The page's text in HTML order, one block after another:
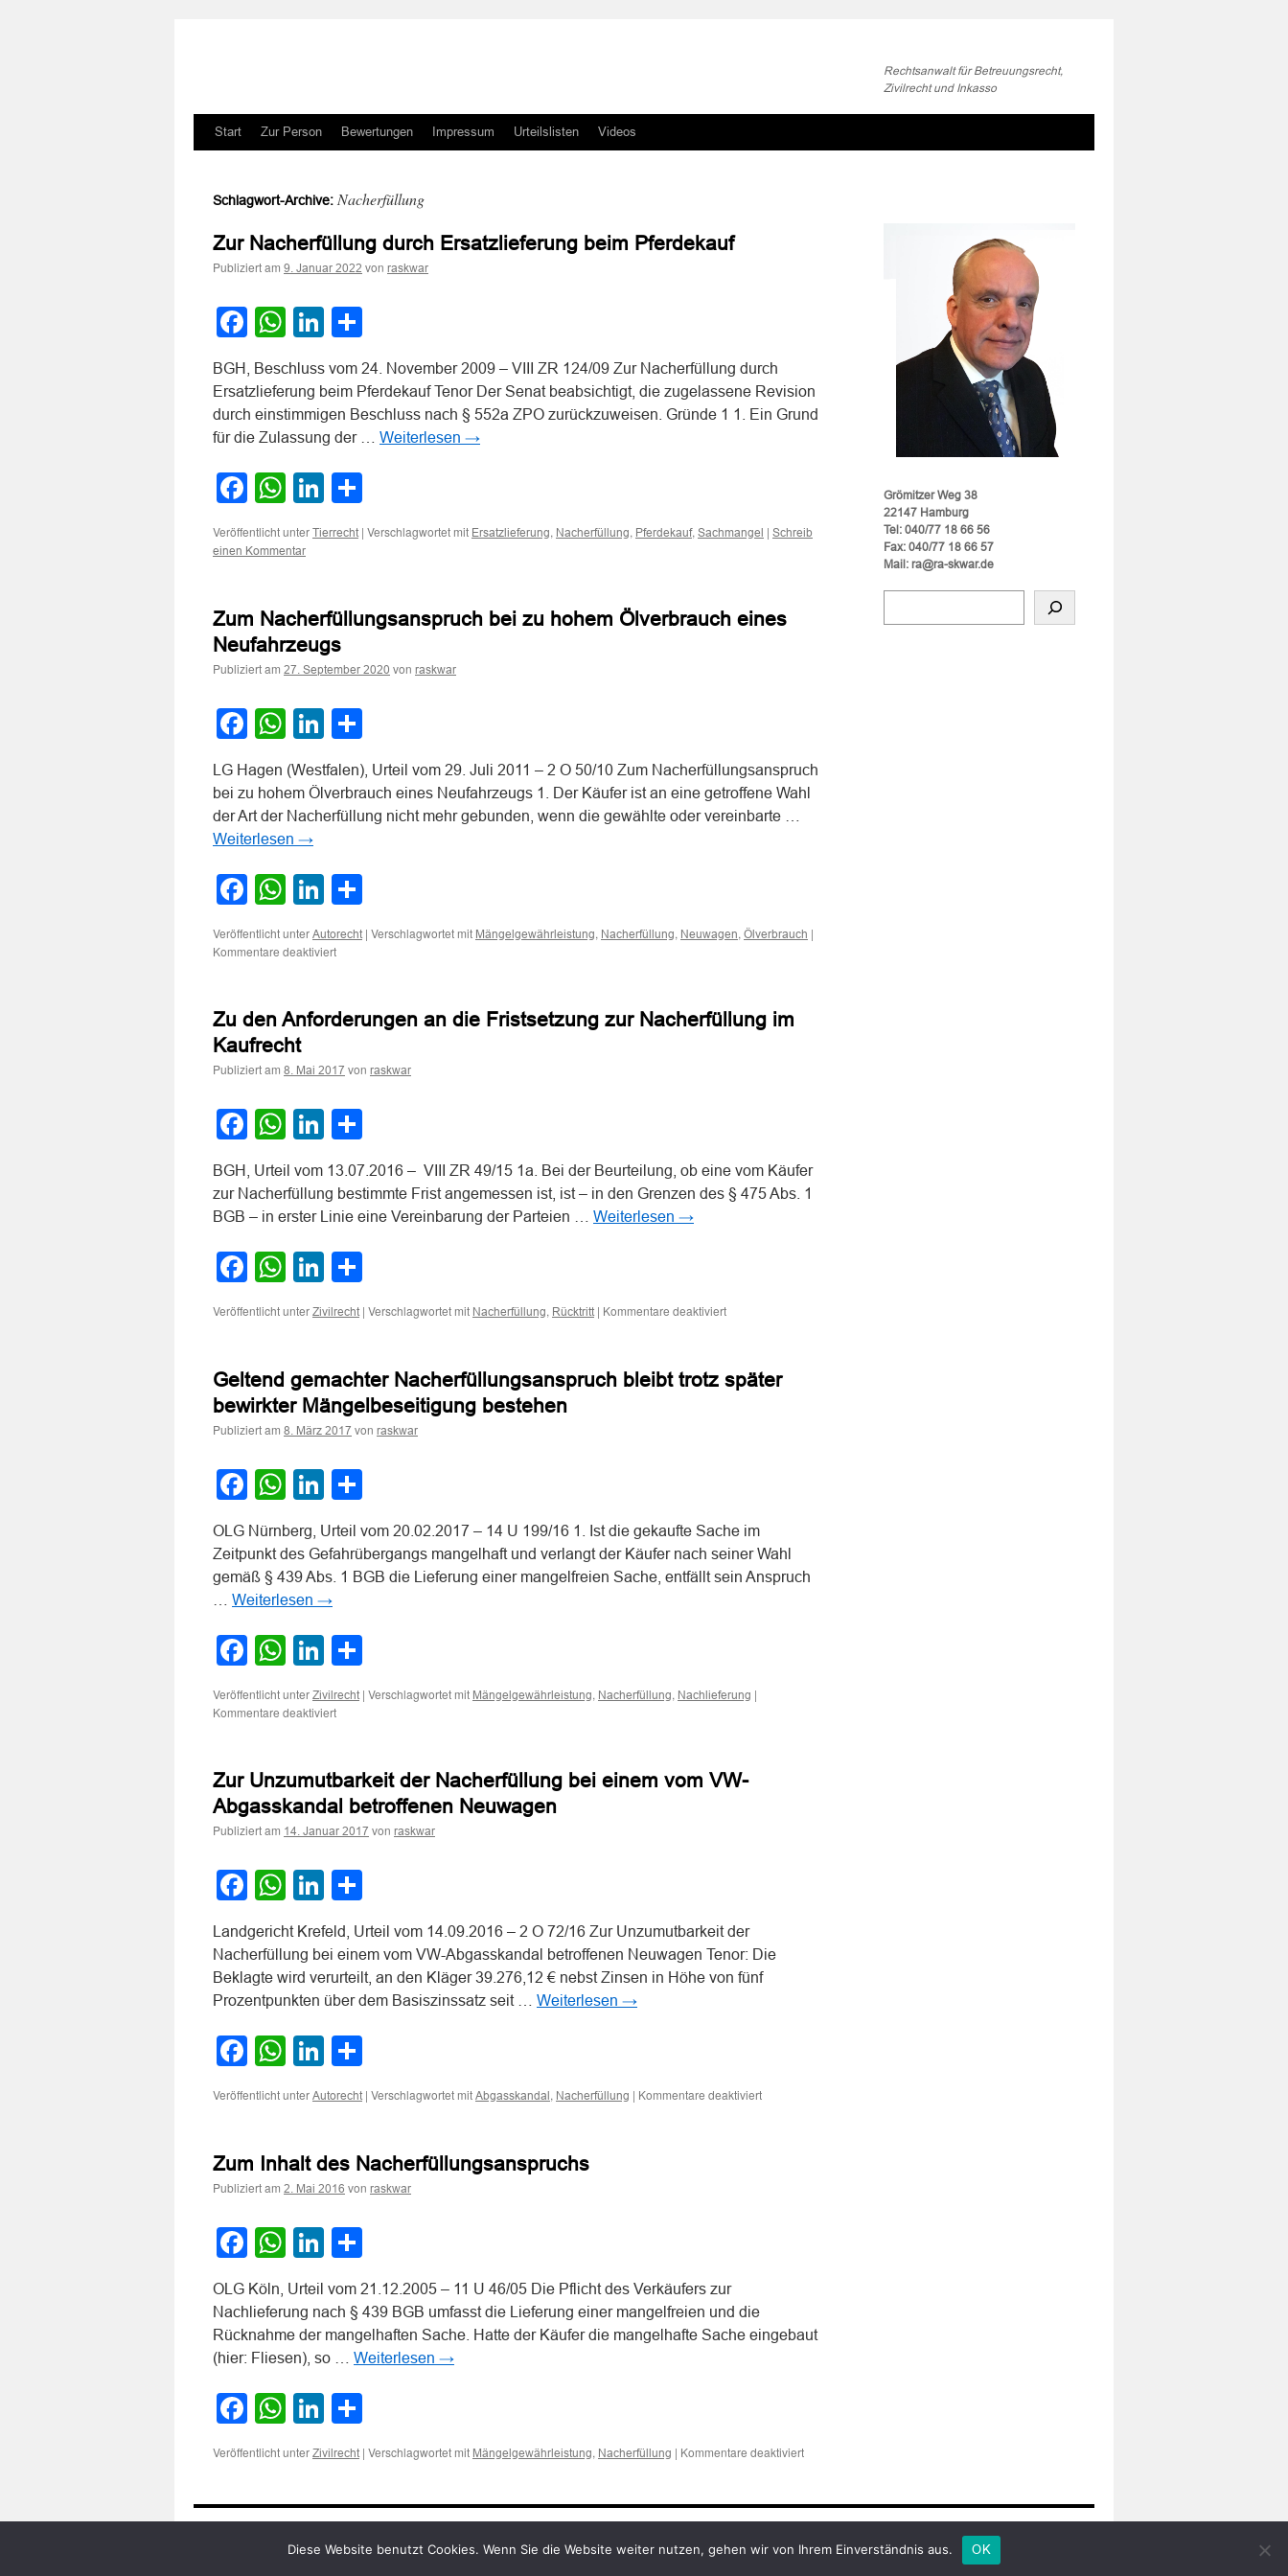
Rechtsanwalt für Betreuungsrecht,
Zivilrecht und Inkasso
Zum
springen
Start Zur Person Bewertungen Impressum Urteilslisten Videos
Schlagwort-Archive: Nacherfüllung
Zur Nacherfüllung durch Ersatzlieferung beim Pferdekauf
Publiziert am 9. Januar 2022 von raskwar
Facebook
WhatsApp
LinkedIn
BGH, Beschluss vom 24. November 2009 – VIII ZR 124/09 Zur Nacherfüllung durch
Ersatzlieferung beim Pferdekauf Tenor Der Senat beabsichtigt, die zugelassene Revision
durch einstimmigen Beschluss nach § 552a ZPO zurückzuweisen. Gründe 1 1. Ein Grund
für die Zulassung der … Weiterlesen →
Facebook
WhatsApp
LinkedIn
Veröffentlicht unter Tierrecht | Verschlagwortet mit Ersatzlieferung, Nacherfüllung, Pferdekauf, Sachmangel | Schreib
einen Kommentar
Zum Nacherfüllungsanspruch bei zu hohem Ölverbrauch eines
Neufahrzeugs
Publiziert am 27. September 2020 von raskwar
Facebook
WhatsApp
LinkedIn
LG Hagen (Westfalen), Urteil vom 29. Juli 2011 – 2 O 50/10 Zum Nacherfüllungsanspruch
bei zu hohem Ölverbrauch eines Neufahrzeugs 1. Der Käufer ist an eine getroffene Wahl
der Art der Nacherfüllung nicht mehr gebunden, wenn die gewählte oder vereinbarte …
Weiterlesen →
Facebook
WhatsApp
LinkedIn
Veröffentlicht unter Autorecht | Verschlagwortet mit Mängelgewährleistung, Nacherfüllung, Neuwagen, Ölverbrauch |
Kommentare deaktiviertfür
zu
eines
Zu den Anforderungen an die Fristsetzung zur Nacherfüllung im
Kaufrecht
Publiziert am 8. Mai 2017 von raskwar
Facebook
WhatsApp
LinkedIn
BGH, Urteil vom 13.07.2016 – VIII ZR 49/15 1a. Bei der Beurteilung, ob eine vom Käufer
zur Nacherfüllung bestimmte Frist angemessen ist, ist – in den Grenzen des § 475 Abs. 1
BGB – in erster Linie eine Vereinbarung der Parteien … Weiterlesen →
Facebook
WhatsApp
LinkedIn
Veröffentlicht unter Zivilrecht | Verschlagwortet mit Nacherfüllung, Rücktritt | Kommentare deaktiviertfür
an
die
Geltend gemachter Nacherfüllungsanspruch bleibt trotz später
bewirkter Mängelbeseitigung bestehen
Publiziert am 8. März 2017 von raskwar
Facebook
WhatsApp
LinkedIn
OLG Nürnberg, Urteil vom 20.02.2017 – 14 U 199/16 1. Ist die gekaufte Sache im
Zeitpunkt des Gefahrübergangs mangelhaft und verlangt der Käufer nach seiner Wahl
gemäß § 439 Abs. 1 BGB die Lieferung einer mangelfreien Sache, entfällt sein Anspruch
Weiterlesen →
Facebook
WhatsApp
LinkedIn
Veröffentlicht unter Zivilrecht | Verschlagwortet mit Mängelgewährleistung, Nacherfüllung, Nachlieferung |
Kommentare deaktiviertfür
bleibt
trotz
später
bewirkter
bestehen
Zur Unzumutbarkeit der Nacherfüllung bei einem vom VW-
Abgasskandal betroffenen Neuwagen
Publiziert am 14. Januar 2017 von raskwar
Facebook
WhatsApp
LinkedIn
Landgericht Krefeld, Urteil vom 14.09.2016 – 2 O 72/16 Zur Unzumutbarkeit der
Nacherfüllung bei einem vom VW-Abgasskandal betroffenen Neuwagen Tenor: Die
Beklagte wird verurteilt, an den Kläger 39.276,12 € nebst Zinsen in Höhe von fünf
Prozentpunkten über dem Basiszinssatz seit … Weiterlesen →
Facebook
WhatsApp
LinkedIn
Veröffentlicht unter Autorecht | Verschlagwortet mit Abgasskandal , Nacherfüllung | Kommentare deaktiviertfür
Zum Inhalt des Nacherfüllungsanspruchs
Publiziert am 2. Mai 2016 von raskwar
Facebook
WhatsApp
LinkedIn
OLG Köln, Urteil vom 21.12.2005 – 11 U 46/05 Die Pflicht des Verkäufers zur
Nachlieferung nach § 439 BGB umfasst die Lieferung einer mangelfreien und die
Rücknahme der mangelhaften Sache. Hatte der Käufer die mangelhafte Sache eingebaut
(hier: Fliesen), so … Weiterlesen →
Facebook
WhatsApp
LinkedIn
Veröffentlicht unter Zivilrecht | Verschlagwortet mit Mängelgewährleistung, Nacherfüllung | Kommentare deaktiviertfür
des
Nacherfüllungsanspruchs
Grömitzer Weg 38
22147 Hamburg
Tel: 040/77 18 66 56
Fax: 040/77 18 66 57
Mail: ra@ra-skwar.de
Proudly powered by WordPress.
Diese Website benutzt Cookies. Wenn Sie die Website weiter nutzen, gehen wir von Ihrem Einverständnis aus. OK